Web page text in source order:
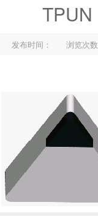
TPUN
发布时间： 浏览次